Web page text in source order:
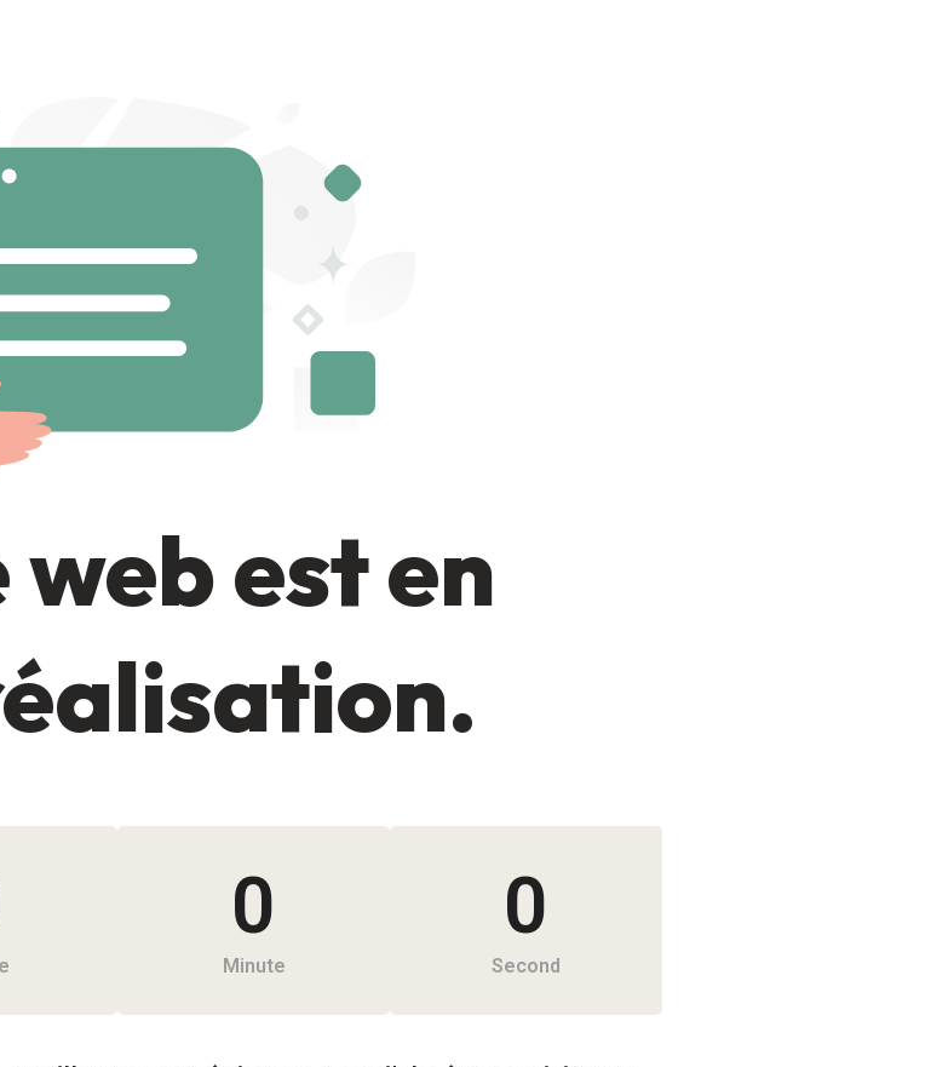
est en
0
Minute
0
Second